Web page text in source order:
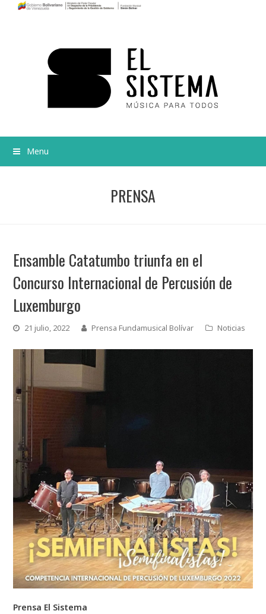
Menu
PRENSA
Ensamble Catatumbo triunfa en el
Concurso Internacional de Percusión de
Luxemburgo
21 julio, 2022 Prensa Fundamusical Bolívar Noticias
Prensa El Sistema